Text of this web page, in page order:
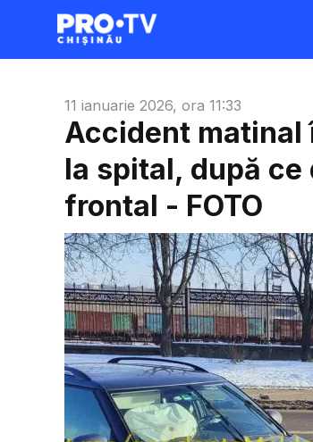
11 ianuarie 2026, ora 11:33
Accident matinal
la spital, după
frontal - FOTO